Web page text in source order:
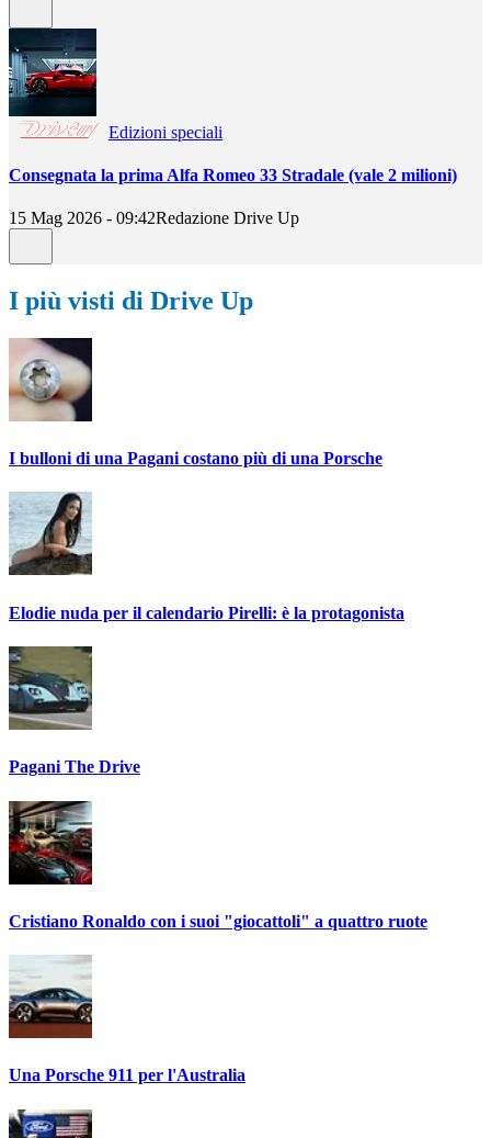
Edizioni speciali
Consegnata la prima Alfa Romeo 33 Stradale (vale 2 milioni)
15 Mag 2026 - 09:42Redazione Drive Up
I più visti di Drive Up
I bulloni di una Pagani costano più di una Porsche
Elodie nuda per il calendario Pirelli: è la protagonista
Pagani The Drive
Cristiano Ronaldo con i suoi "giocattoli" a quattro ruote
Una Porsche 911 per l'Australia